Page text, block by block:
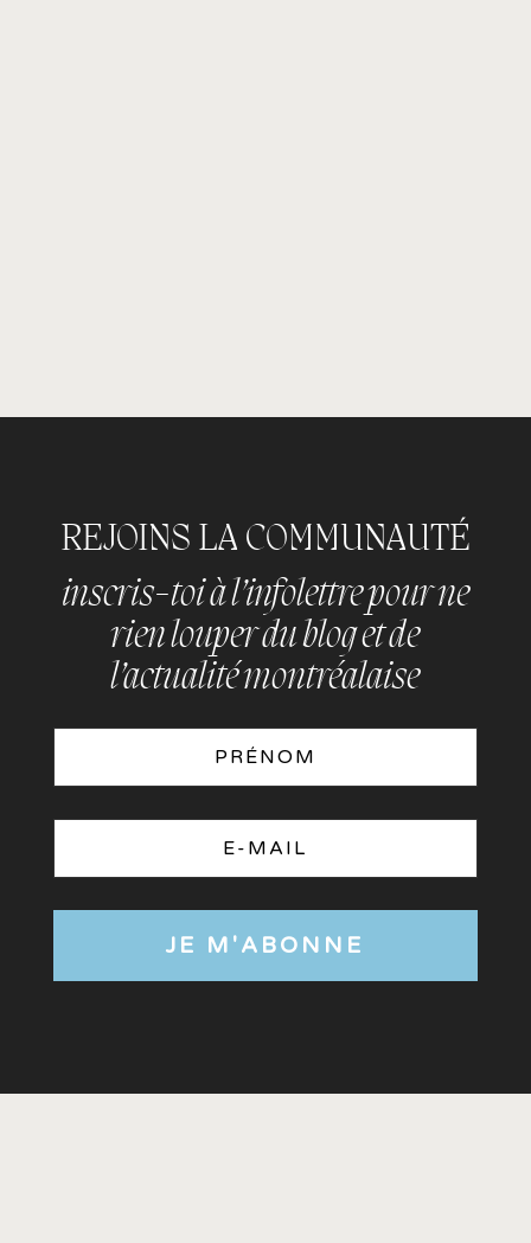
REJOINS LA COMMUNAUTÉ
inscris-toi à l’infolettre pour ne
rien louper du blog et de
l’actualité montréalaise
JE M'ABONNE